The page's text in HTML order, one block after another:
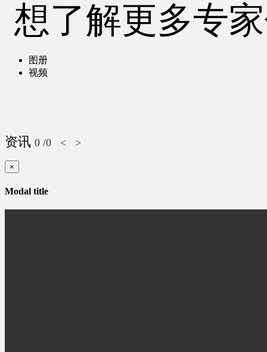
想了解更多专
图册
视频
资讯 0 /0 < >
×
Modal title